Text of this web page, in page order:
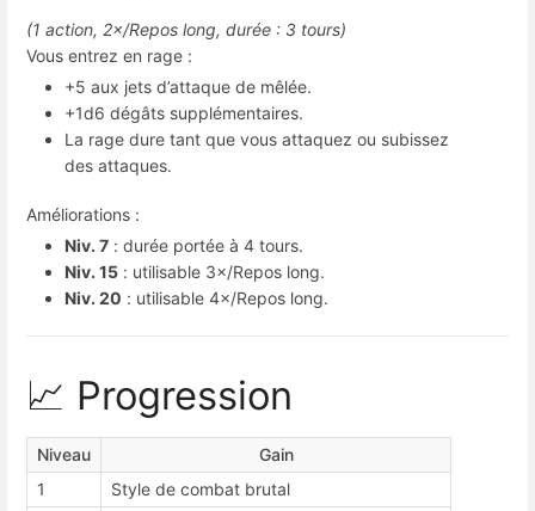
(1 action, 2×/Repos long, durée : 3 tours)
Vous entrez en rage :
+5 aux jets d’attaque de mêlée.
+1d6 dégâts supplémentaires.
La rage dure tant que vous attaquez ou subissez
des attaques.
Améliorations :
Niv. 7 : durée portée à 4 tours.
Niv. 15 : utilisable 3×/Repos long.
Niv. 20 : utilisable 4×/Repos long.
📈 Progression
Niveau
Gain
1
Style de combat brutal